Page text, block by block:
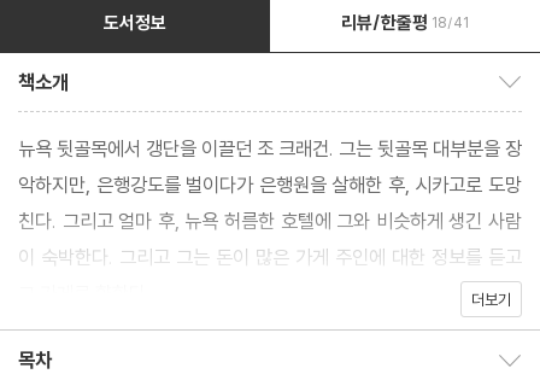
도서정보 리뷰/한줄평 18/41
책소개
뉴욕 뒷골목에서 갱단을 이끌던 조 크래건. 그는 뒷골목 대부분을 장
악하지만, 은행강도를 벌이다가 은행원을 살해한 후, 시카고로 도망
친다. 그리고 얼마 후, 뉴욕 허름한 호텔에 그와 비슷하게 생긴 사람
이 숙박한다. 그리고 그는 돈이 많은 가게 주인에 대한 정보를 듣고
더보기
목차